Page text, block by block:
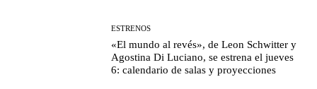
ESTRENOS
«El mundo al revés», de Leon Schwitter y
Agostina Di Luciano, se estrena el jueves
6: calendario de salas y proyecciones